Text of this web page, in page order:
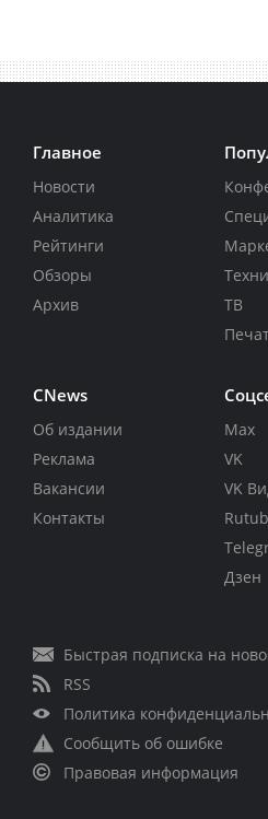
Главное
Новости
Аналитика
Рейтинги
Обзоры
Архив
ТВ
CNews
Об издании
Реклама
Вакансии
Контакты
Max
VK
VK
Дзен
Быстрая подписка на
RSS
Политика
Сообщить об ошибке
Правовая информация